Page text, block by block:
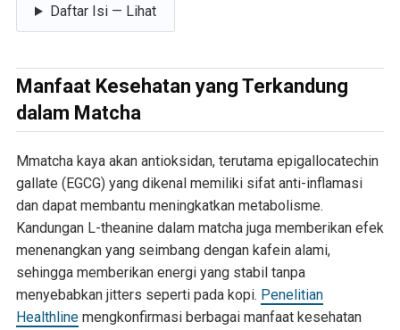
Daftar Isi — Lihat
Manfaat Kesehatan yang Terkandung
dalam Matcha
Mmatcha kaya akan antioksidan, terutama epigallocatechin
gallate (EGCG) yang dikenal memiliki sifat anti-inflamasi
dan dapat membantu meningkatkan metabolisme.
Kandungan L-theanine dalam matcha juga memberikan efek
menenangkan yang seimbang dengan kafein alami,
sehingga memberikan energi yang stabil tanpa
menyebabkan jitters seperti pada kopi. Penelitian
Healthlinemengkonfirmasi berbagai manfaat kesehatan